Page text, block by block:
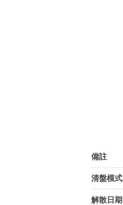
備註
清盤模式
解散日期